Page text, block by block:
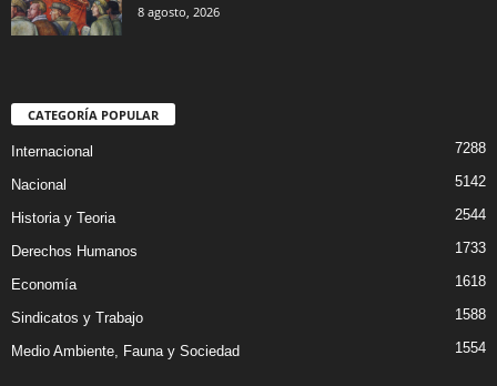
8 agosto, 2026
CATEGORÍA POPULAR
Internacional 7288
Nacional 5142
Historia y Teoria 2544
Derechos Humanos 1733
Economía 1618
Sindicatos y Trabajo 1588
Medio Ambiente, Fauna y Sociedad 1554